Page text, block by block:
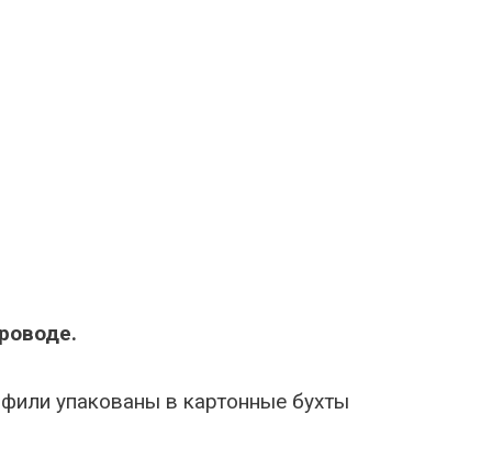
упакованы в картонные бухты